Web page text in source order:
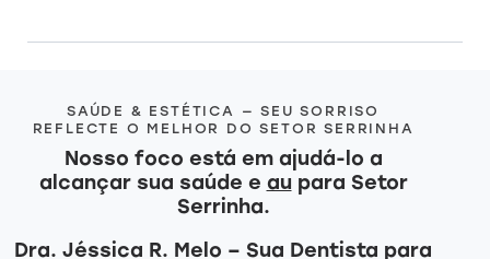
SAÚDE & ESTÉTICA — SEU SORRISO
REFLECTE O MELHOR DO SETOR SERRINHA
Nosso foco está em ajudá-lo a
alcançar sua saúde eautoestima
para Setor Serrinha.
Dra. Jéssica R. Melo – Sua Dentista para